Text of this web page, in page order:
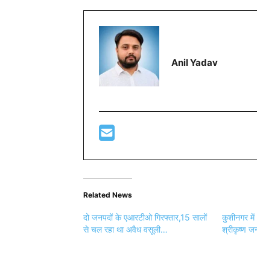
Anil Yadav
Related News
दो जनपदों के एआरटीओ गिरफ्तार,15 सालों
से चल रहा था अवैध वसूली…
कुशीनगर में
श्रीकृष्ण